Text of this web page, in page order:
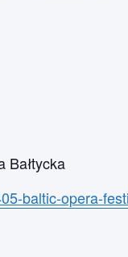
Bałtycka
baltic-opera-